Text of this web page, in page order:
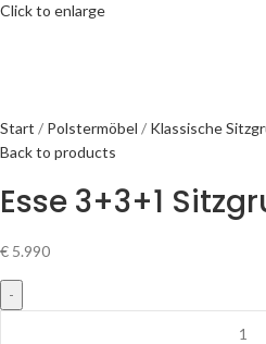
Click to enlarge
Start Polstermöbel Klassische
Back to products
Esse 3+3+1
€ 5.990